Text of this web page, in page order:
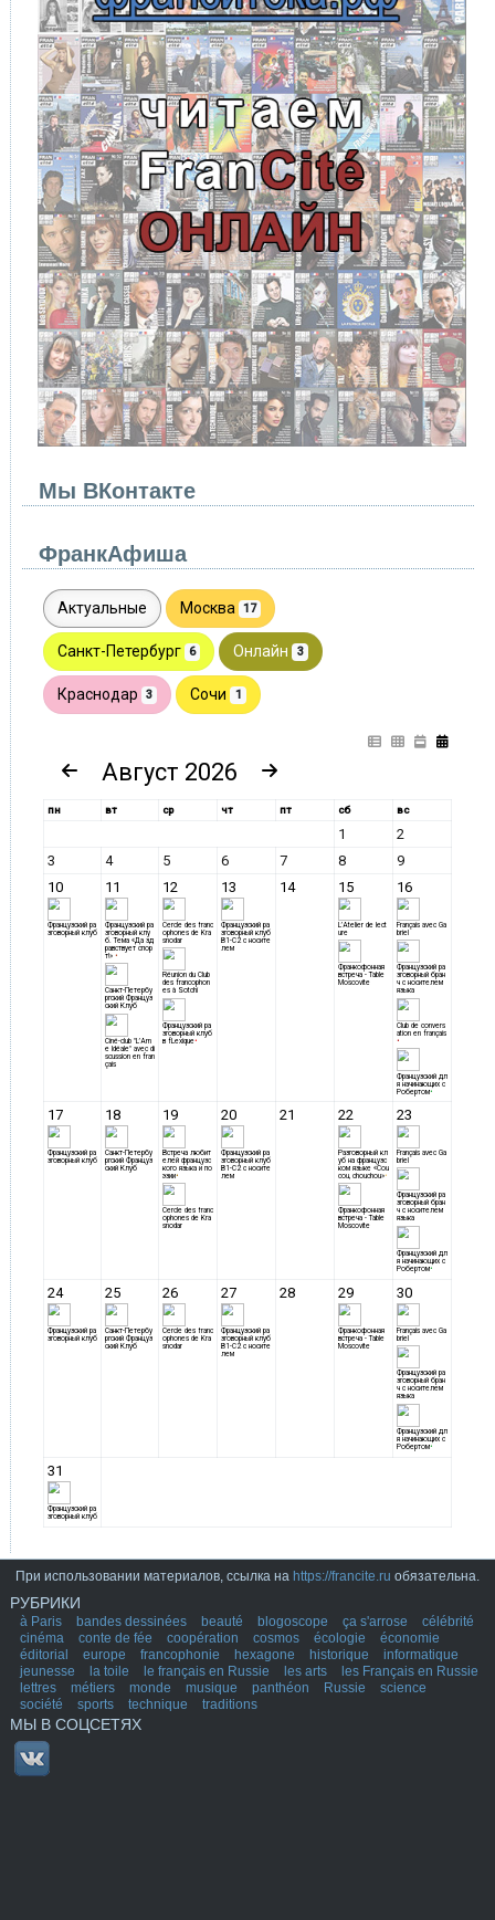
Мы ВКонтакте
ФранкАфиша
При использовании материалов, ссылка на https://francite.ru обязательна.
РУБРИКИ
à Paris bandes dessinées beauté blogoscope ça s'arrose
célébrité
cinéma
conte de fée coopération cosmos écologie
économie
éditorial
europe francophonie hexagone historique
informatique
jeunesse
la toile le français en Russie les arts
les Français en Russie
lettres
métiers monde musique panthéon Russie
science
société
sports technique traditions
МЫ В СОЦСЕТЯХ